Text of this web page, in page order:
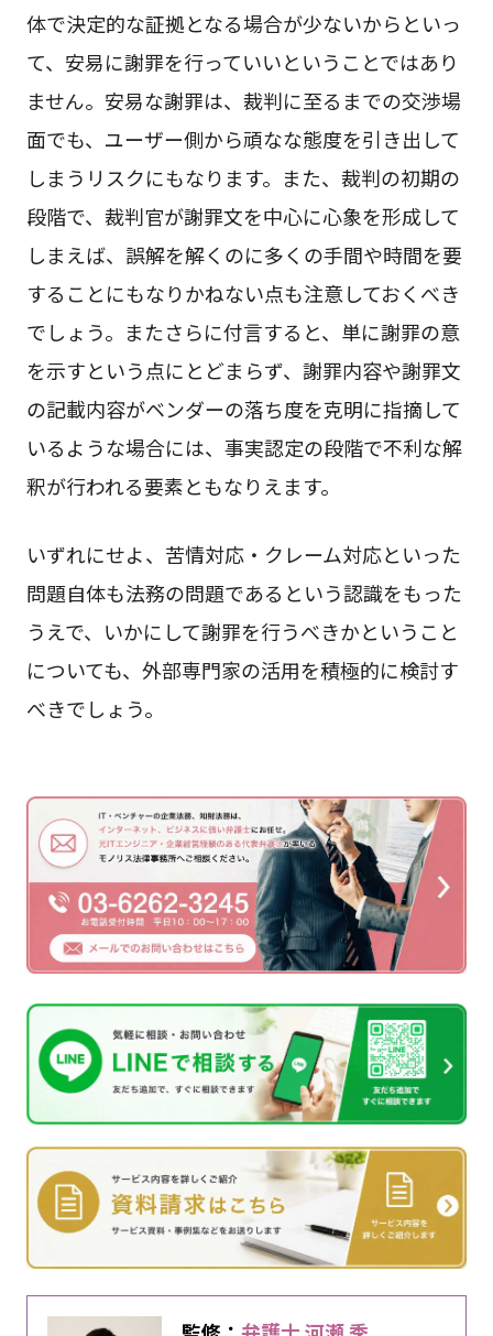
体で決定的な証拠となる場合が少ないからといっ
て、安易に謝罪を行っていいということではあり
ません。安易な謝罪は、裁判に至るまでの交渉場
面でも、ユーザー側から頑なな態度を引き出して
しまうリスクにもなります。また、裁判の初期の
段階で、裁判官が謝罪文を中心に心象を形成して
しまえば、誤解を解くのに多くの手間や時間を要
することにもなりかねない点も注意しておくべき
でしょう。またさらに付言すると、単に謝罪の意
を示すという点にとどまらず、謝罪内容や謝罪文
の記載内容がベンダーの落ち度を克明に指摘して
いるような場合には、事実認定の段階で不利な解
釈が行われる要素ともなりえます。
いずれにせよ、苦情対応・クレーム対応といった
問題自体も法務の問題であるという認識をもった
うえで、いかにして謝罪を行うべきかということ
についても、外部専門家の活用を積極的に検討す
べきでしょう。